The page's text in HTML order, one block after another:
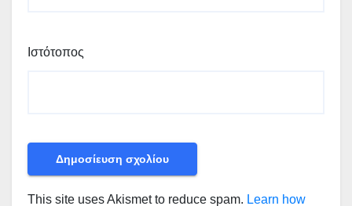
Ιστότοπος
This site uses Akismet to reduce spam. Learn how